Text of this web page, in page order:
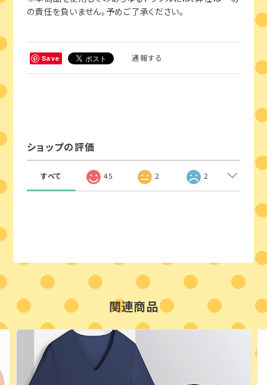
の責任を負いません。予めご了承ください。
Save 通報する
ショップの評価
すべて 45 2 2
関連商品